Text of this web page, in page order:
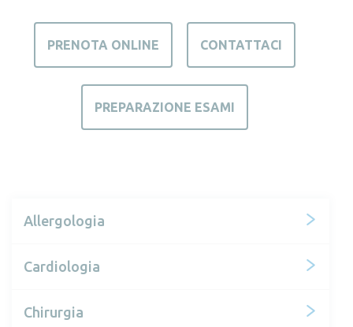
PRENOTA ONLINE CONTATTACI
PREPARAZIONE ESAMI
Allergologia
Cardiologia
Chirurgia